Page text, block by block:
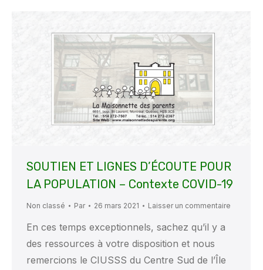
SOUTIEN ET LIGNES D’ÉCOUTE POUR
LA POPULATION – Contexte COVID-19
Non classé Par 26 mars 2021 Laisser un commentaire
En ces temps exceptionnels, sachez qu’il y a
des ressources à votre disposition et nous
remercions le CIUSSS du Centre Sud de l’Île